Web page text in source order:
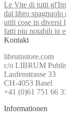
Le Vite di tutti
dal libro spagnuolo
utili cose in diversi
fatti piu notabili in
Kontakt
librumstore.com
c/o LIBRUM
Laufenstrasse 33
CH-4053 Basel
+41 (0)61 751 66
Informationen